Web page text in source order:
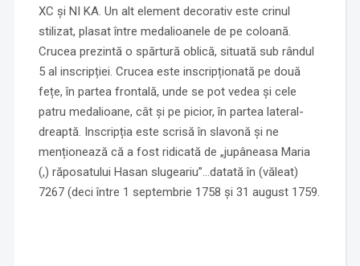
XC și NI KA. Un alt element decorativ este crinul
stilizat, plasat între medalioanele de pe coloană.
Crucea prezintă o spărtură oblică, situată sub rândul
5 al inscripției. Crucea este inscripționată pe două
fețe, în partea frontală, unde se pot vedea și cele
patru medalioane, cât și pe picior, în partea lateral-
dreaptă. Inscripția este scrisă în slavonă și ne
menționează că a fost ridicată de „jupâneasa Maria
(,) răposatului Hasan slugeariu”…datată în (văleat)
7267 (deci între 1 septembrie 1758 și 31 august 1759.